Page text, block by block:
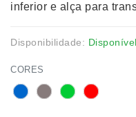
inferior e alça para
Disponibilidade: Disponível
CORES